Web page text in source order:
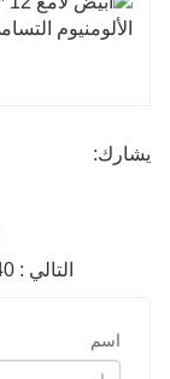
يشارك:
التالي : R5 30 * 40 سم 1 مم صفائح الألمنيوم التسامي
اسم